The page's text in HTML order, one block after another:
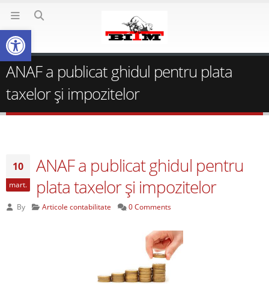
ANAF a publicat ghidul pentru plata
taxelor şi impozitelor
10
mart.
ANAF a publicat ghidul pentru
plata taxelor şi impozitelor
By Articole contabilitate 0 Comments
Deschide bara de unelte